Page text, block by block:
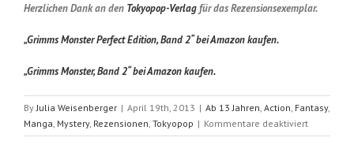
Herzlichen Dank an den Tokyopop-Verlagfür das Rezensionsexemplar.
„Grimms Monster Perfect Edition, Band 2“ bei Amazon kaufen.
„Grimms Monster, Band 2“ bei Amazon kaufen.
By Julia Weisenberger | April 19th, 2013 | Ab 13 Jahren Action Fantasy,
Manga Mystery, Rezensionen Tokyopop | Kommentare deaktiviertfür
Grimms